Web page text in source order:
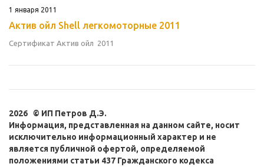
1 января 2011
Актив ойл Shell легкомоторные 2011
Сертификат Актив ойл 2011
2026 © ИП Петров Д.Э.
Информация, представленная на данном сайте, носит
исключительно информационный характер и не
является публичной офертой, определяемой
положениями статьи 437 Гражданского кодекса